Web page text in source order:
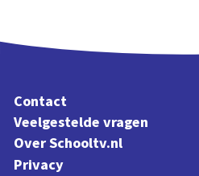
Contact
Veelgestelde vragen
Over Schooltv.nl
Privacy